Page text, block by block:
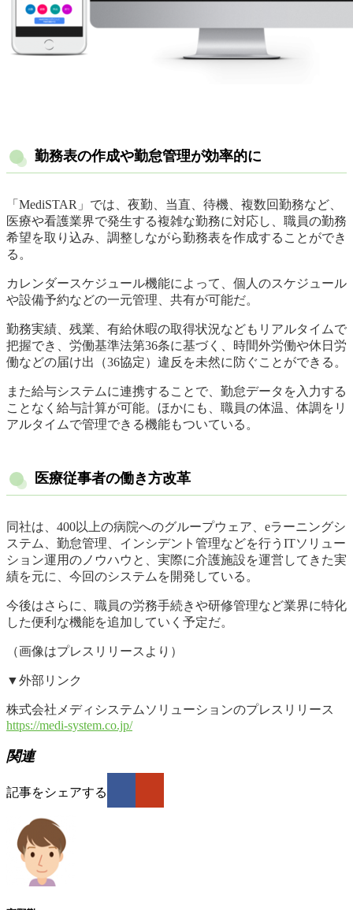
勤務表の作成や勤怠管理が効率的に
「MediSTAR」では、夜勤、当直、待機、複数回勤務など、
医療や看護業界で発生する複雑な勤務に対応し、職員の勤務
希望を取り込み、調整しながら勤務表を作成することができ
る。
カレンダースケジュール機能によって、個人のスケジュール
や設備予約などの一元管理、共有が可能だ。
勤務実績、残業、有給休暇の取得状況などもリアルタイムで
把握でき、労働基準法第36条に基づく、時間外労働や休日労
働などの届け出（36協定）違反を未然に防ぐことができる。
また給与システムに連携することで、勤怠データを入力する
ことなく給与計算が可能。ほかにも、職員の体温、体調をリ
アルタイムで管理できる機能もついている。
医療従事者の働き方改革
同社は、400以上の病院へのグループウェア、eラーニングシ
ステム、勤怠管理、インシデント管理などを行うITソリュー
ション運用のノウハウと、実際に介護施設を運営してきた実
績を元に、今回のシステムを開発している。
今後はさらに、職員の労務手続きや研修管理など業界に特化
した便利な機能を追加していく予定だ。
（画像はプレスリリースより）
▼外部リンク
株式会社メディシステムソリューションのプレスリリース
https://medi-system.co.jp/
関連
記事をシェアする